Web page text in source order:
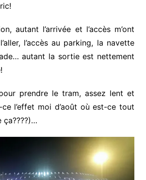
autant l’arrivée et l’accès m’ont
l’accès au parking, la navette
autant la sortie est nettement
prendre le tram, assez lent et
l’effet moi d’août où est-ce tout
ça????)…